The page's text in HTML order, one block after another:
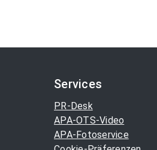
Services
PR-Desk
APA-OTS-Video
APA-Fotoservice